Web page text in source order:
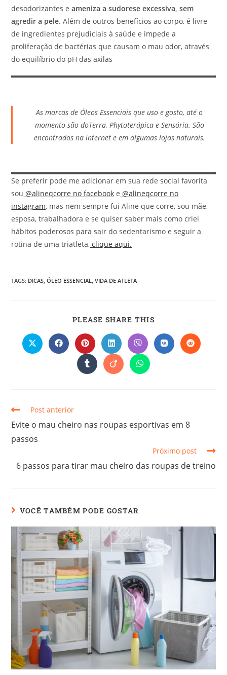
desodorizantes eameniza a sudorese excessiva, sem
agredir a pele. Além de outros benefícios ao corpo, é livre
de ingredientes prejudiciais à saúde e impede a
proliferação de bactérias que causam o mau odor, através
do equilíbrio do pH das axilas
As marcas de Óleos Essenciais que uso e gosto, até o
momentosão doTerra, Phytoterápica e Sensória. São
encontrados na internet e em algumas lojas naturais.
Se preferir pode me adicionar em sua rede social favorita
sou @alineqcorre no facebook e @alineqcorre no
instagram, mas nem sempre fui Aline que corre, sou mãe,
esposa, trabalhadora e se quiser saber mais como criei
hábitos poderosos para sair do sedentarismo e seguir a
rotina de uma triatleta, clique aqui.
TAGS: DICAS, ÓLEO ESSENCIAL, VIDA DE ATLETA
PLEASE SHARE THIS
Post anterior
Evite o mau cheiro nas roupas esportivas em 8
passos
Próximo post
6 passos para tirar mau cheiro das roupas de treino
VOCÊ TAMBÉM PODE GOSTAR